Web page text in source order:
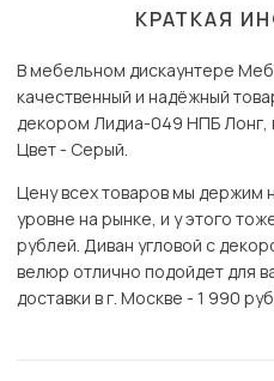
КРАТКАЯ
В мебельном дискаунтере
качественный и надёжный
декором Лидиа-049 НПБ Лонг,
Цвет - Серый.
Цену всех товаров мы держим
уровне на рынке, и у этого
рублей. Диван угловой с
велюр отлично подойдет для
доставки в г. Москве - 1 990